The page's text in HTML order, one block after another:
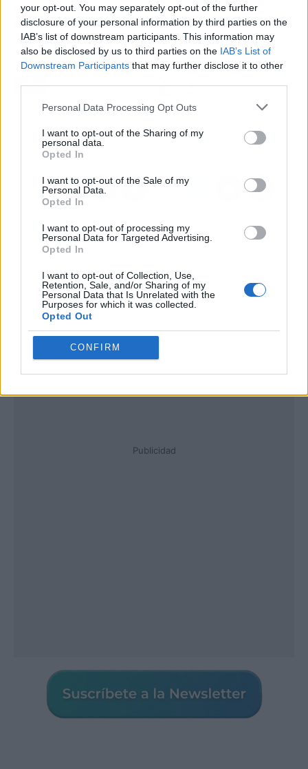
your opt-out. You may separately opt-out of the further
disclosure of your personal information by third parties on the
IAB’s list of downstream participants. This information may
also be disclosed by us to third parties on the IAB’s List of
Downstream Participants that may further disclose it to other
Personal Data Processing Opt Outs
I want to opt-out of the Sharing of my
personal data.
Opted In
I want to opt-out of the Sale of my
Personal Data.
Opted In
I want to opt-out of processing my
Personal Data for Targeted Advertising.
Opted In
I want to opt-out of Collection, Use,
Retention, Sale, and/or Sharing of my
Personal Data that Is Unrelated with the
Purposes for which it was collected.
Opted Out
CONFIRM
internacionalización, aportación al desarrollo
regional e inserción laboral.
Artículo anterior
sobrevivieron en un
que murió la madre
Artículo siguiente
tras atrincherarse en
Tájar (Granada)
Publicidad